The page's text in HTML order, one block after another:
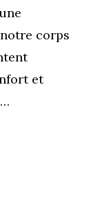
corps
et